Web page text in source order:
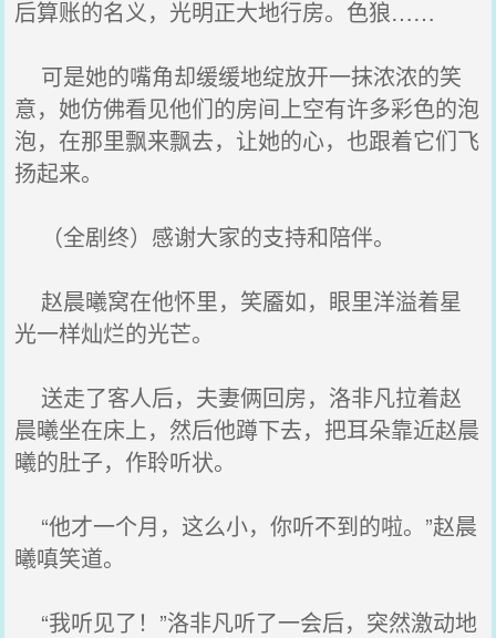
后算账的名义，光明正大地行房。色狼……
可是她的嘴角却缓缓地绽放开一抹浓浓的笑
意，她仿佛看见他们的房间上空有许多彩色的泡
泡，在那里飘来飘去，让她的心，也跟着它们飞
扬起来。
（全剧终）感谢大家的支持和陪伴。
赵晨曦窝在他怀里，笑靥如，眼里洋溢着星
光一样灿烂的光芒。
送走了客人后，夫妻俩回房，洛非凡拉着赵
晨曦坐在床上，然后他蹲下去，把耳朵靠近赵晨
曦的肚子，作聆听状。
“他才一个月，这么小，你听不到的啦。”赵晨
曦嗔笑道。
“我听见了！”洛非凡听了一会后，突然激动地